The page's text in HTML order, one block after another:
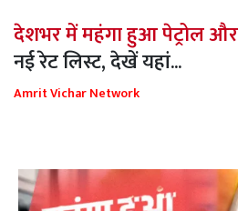
देशभर में महंगा हुआ पेट्रोल
नई रेट लिस्ट, देखें यहां...
Amrit Vichar Network